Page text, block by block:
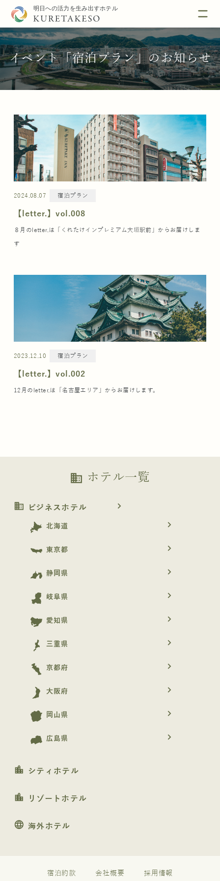
イベント「宿泊プラン」のお知らせ
2024.08.07 宿泊プラン
【letter.】vol.008
８月のletter.は「くれたけインプレミアム大垣駅前」からお届けしま
す
2023.12.10 宿泊プラン
【letter.】vol.002
12月のletter.は「名古屋エリア」からお届けします。
business ホテル一覧
business ビジネスホテル navigate_next
北海道 navigate_next
東京都 navigate_next
静岡県 navigate_next
岐阜県 navigate_next
愛知県 navigate_next
三重県 navigate_next
京都府 navigate_next
大阪府 navigate_next
岡山県 navigate_next
広島県 navigate_next
location_city シティホテル
location_city リゾートホテル
language 海外ホテル
宿泊約款 会社概要 採用情報